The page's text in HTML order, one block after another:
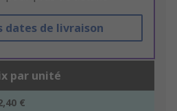
dates de livraison
par unité
€